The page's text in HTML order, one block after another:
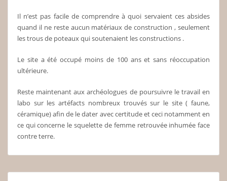
Il n’est pas facile de comprendre à quoi servaient ces absides
quand il ne reste aucun matériaux de construction , seulement
les trous de poteaux qui soutenaient les constructions .
Le site a été occupé moins de 100 ans et sans réoccupation
ultérieure.
Reste maintenant aux archéologues de poursuivre le travail en
labo sur les artéfacts nombreux trouvés sur le site ( faune,
céramique) afin de le dater avec certitude et ceci notamment en
ce qui concerne le squelette de femme retrouvée inhumée face
contre terre.